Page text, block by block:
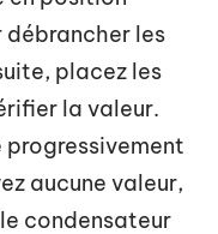
débrancher les
placez les
la valeur.
aucune valeur,
condensateur